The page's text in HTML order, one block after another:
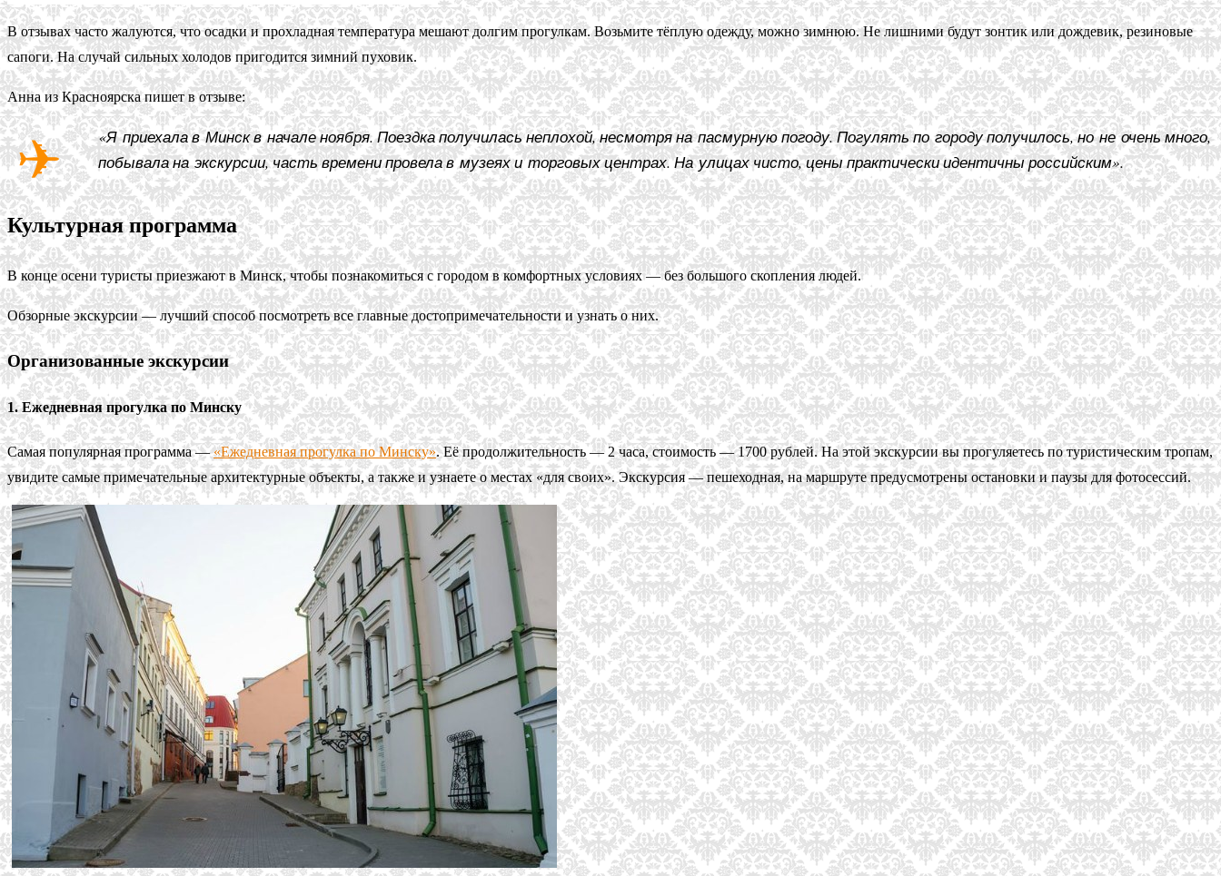
В отзывах часто жалуются, что осадки и прохладная температура мешают долгим прогулкам. Возьмите тёплую одежду, можно зимнюю. Не лишними будут зонтик или дождевик, резиновые
сапоги. На случай сильных холодов пригодится зимний пуховик.
Анна из Красноярска пишет в отзыве:
«Я приехала в Минск в начале ноября. Поездка получилась неплохой, несмотря на пасмурную погоду. Погулять по городу получилось, но не очень много,
побывала на экскурсии, часть времени провела в музеях и торговых центрах. На улицах чисто, цены практически идентичны российским».
Культурная программа
В конце осени туристы приезжают в Минск, чтобы познакомиться с городом в комфортных условиях — без большого скопления людей.
Обзорные экскурсии — лучший способ посмотреть все главные достопримечательности и узнать о них.
Организованные экскурсии
1. Ежедневная прогулка по Минску
Самая популярная программа —«Ежедневная прогулка по Минску». Её продолжительность — 2 часа, стоимость — 1700 рублей. На этой экскурсии вы прогуляетесь по туристическим тропам,
увидите самые примечательные архитектурные объекты, а также и узнаете о местах «для своих». Экскурсия — пешеходная, на маршруте предусмотрены остановки и паузы для фотосессий.